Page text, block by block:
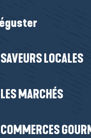
SAVEURS LOCALES
LES MARCHÉS
COMMERCES
paddle,
à